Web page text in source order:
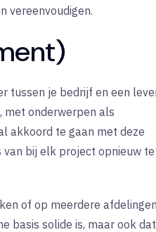
vereenvoudigen.
tussen je bedrijf en een
met onderwerpen als
akkoord te gaan met deze
bij elk project opnieuw te
of op meerdere
basis solide is, maar ook